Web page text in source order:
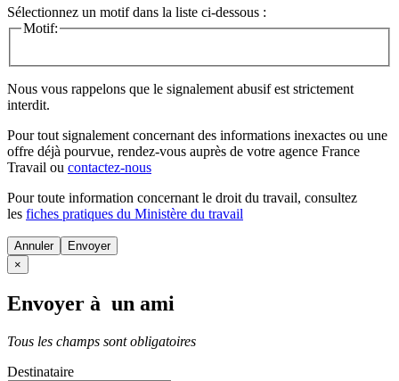
Sélectionnez un motif dans la liste ci-dessous :
Motif:
Nous vous rappelons que le signalement abusif est strictement
interdit.
Pour tout signalement concernant des informations inexactes ou une
offre déjà pourvue, rendez-vous auprès de votre agence France
Travail ou contactez-nous
Pour toute information concernant le droit du travail, consultez
les fiches pratiques du Ministère du travail
Annuler
×
Envoyer à un ami
Tous les champs sont obligatoires
Destinataire